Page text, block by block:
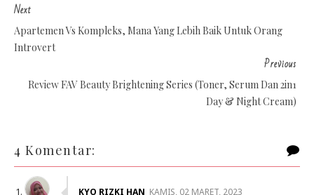
Next
Apartemen Vs Kompleks, Mana Yang Lebih Baik Untuk Orang
Introvert
Previous
Review FAV Beauty Brightening Series (Toner, Serum Dan 2in1
Day & Night Cream)
4 Komentar:
KYO RIZKI HAN KAMIS, 02 MARET, 2023